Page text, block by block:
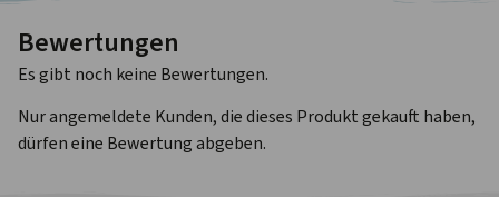
Bewertungen
Es gibt noch keine Bewertungen.
Nur angemeldete Kunden, die dieses Produkt gekauft haben,
dürfen eine Bewertung abgeben.